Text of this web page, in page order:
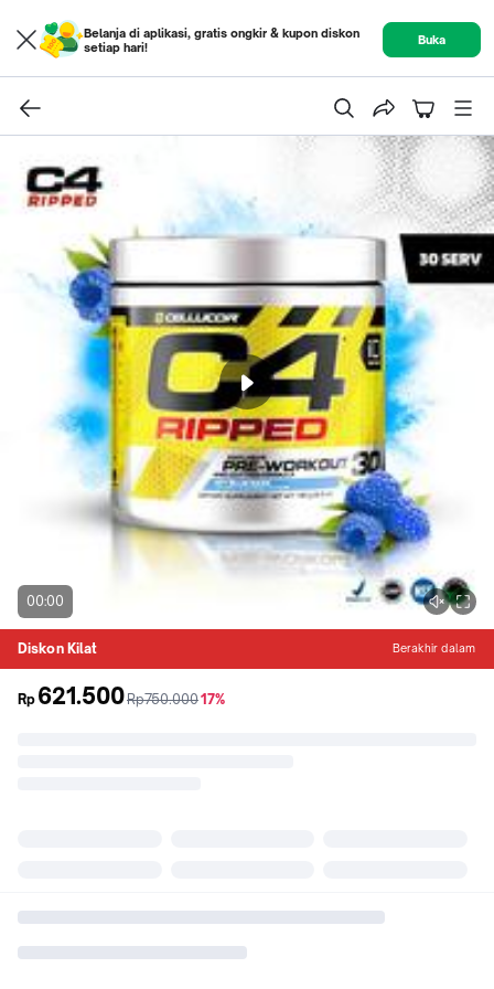
Belanja di aplikasi, gratis ongkir & kupon diskon
setiap hari!
Buka
00:00
Diskon Kilat Berakhir dalam
Rp 621.500sebelum
Rp750.000diskon
17%